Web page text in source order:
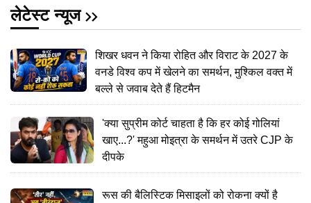
लेटेस्ट न्यूज
शिखर धवन ने किया रोहित और विराट के 2027 के
वनडे विश्व कप में खेलने का समर्थन, मुश्किल वक्त में
बल्ले से जवाब देते हैं हिटमैन
'क्या सुप्रीम कोर्ट चाहता है कि हर कोई गोलियां
खाए...?' महुआ मोइत्रा के समर्थन में उतरे CJP के
दीपके
रूस की बैलिस्टिक मिसाइलों को रोकना क्यों है